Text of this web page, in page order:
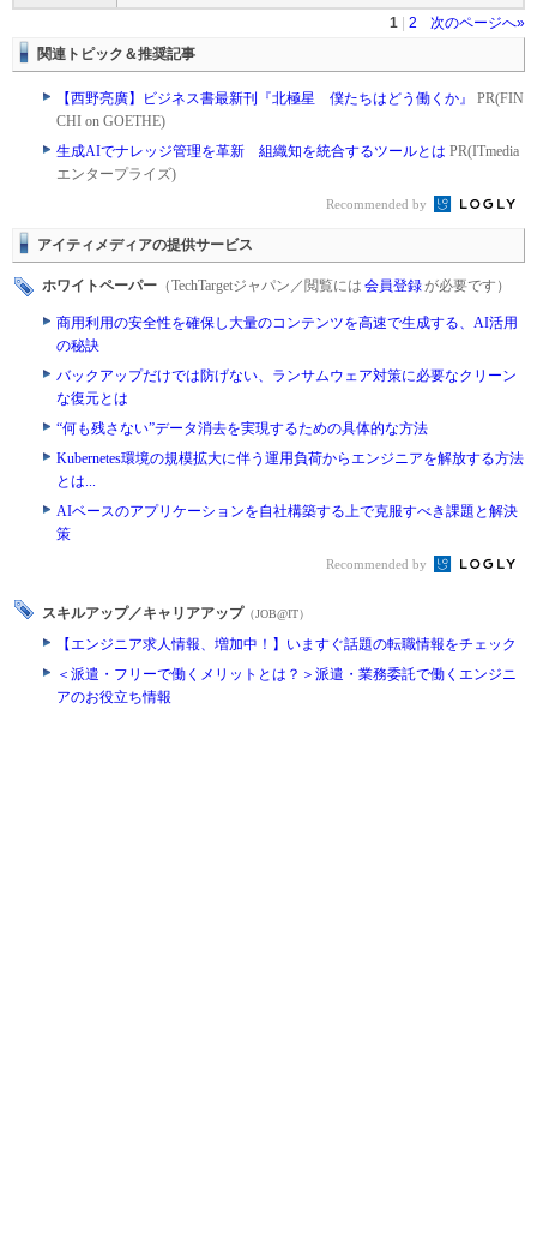
1 2
次のページへ»
関連トピック＆推奨記事
【西野亮廣】ビジネス書最新刊『北極星 僕たちはどう働くか』 PR(FIN
CHI on GOETHE)
生成AIでナレッジ管理を革新 組織知を統合するツールとは PR(ITmedia
エンタープライズ)
Recommended by
アイティメディアの提供サービス
ホワイトペーパー （TechTargetジャパン／閲覧には 会員登録が必要です）
商用利用の安全性を確保し大量のコンテンツを高速で生成する、AI活用
の秘訣
バックアップだけでは防げない、ランサムウェア対策に必要なクリーン
な復元とは
“何も残さない”データ消去を実現するための具体的な方法
Kubernetes環境の規模拡大に伴う運用負荷からエンジニアを解放する方法
とは...
AIベースのアプリケーションを自社構築する上で克服すべき課題と解決
策
Recommended by
スキルアップ／キャリアアップ （JOB@IT）
【エンジニア求人情報、増加中！】いますぐ話題の転職情報をチェック
＜派遣・フリーで働くメリットとは？＞派遣・業務委託で働くエンジニ
アのお役立ち情報